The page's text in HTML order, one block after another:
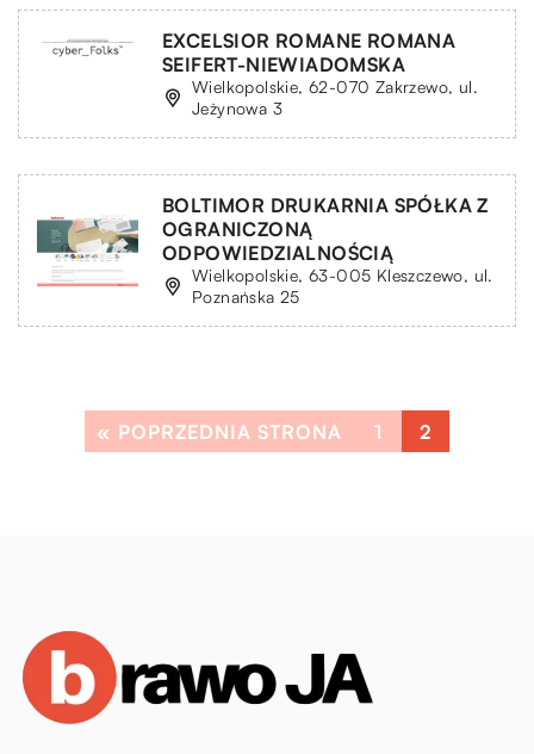
EXCELSIOR ROMANE ROMANA
SEIFERT-NIEWIADOMSKA
Wielkopolskie, 62-070 Zakrzewo, ul.
Jeżynowa 3
BOLTIMOR DRUKARNIA SPÓŁKA Z
OGRANICZONĄ
ODPOWIEDZIALNOŚCIĄ
Wielkopolskie, 63-005 Kleszczewo, ul.
Poznańska 25
« POPRZEDNIA STRONA 1 2